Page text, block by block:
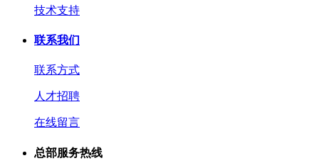
技术支持
联系我们
联系方式
人才招聘
在线留言
总部服务热线